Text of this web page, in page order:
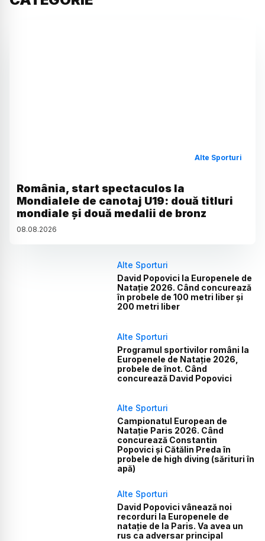
Alte Sporturi
România, start spectaculos la
Mondialele de canotaj U19: două titluri
mondiale și două medalii de bronz
08.08.2026
Alte Sporturi
David Popovici la Europenele de
Natație 2026. Când concurează
în probele de 100 metri liber și
200 metri liber
Alte Sporturi
Programul sportivilor români la
Europenele de Natație 2026,
probele de înot. Când
concurează David Popovici
Alte Sporturi
Campionatul European de
Natație Paris 2026. Când
concurează Constantin
Popovici și Cătălin Preda în
probele de high diving (sărituri în
apă)
Alte Sporturi
David Popovici vânează noi
recorduri la Europenele de
natație de la Paris. Va avea un
rus ca adversar principal